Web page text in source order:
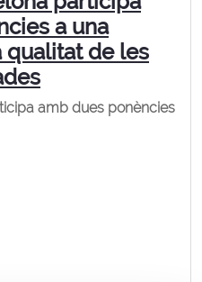
a una
qualitat de les
amb dues ponències